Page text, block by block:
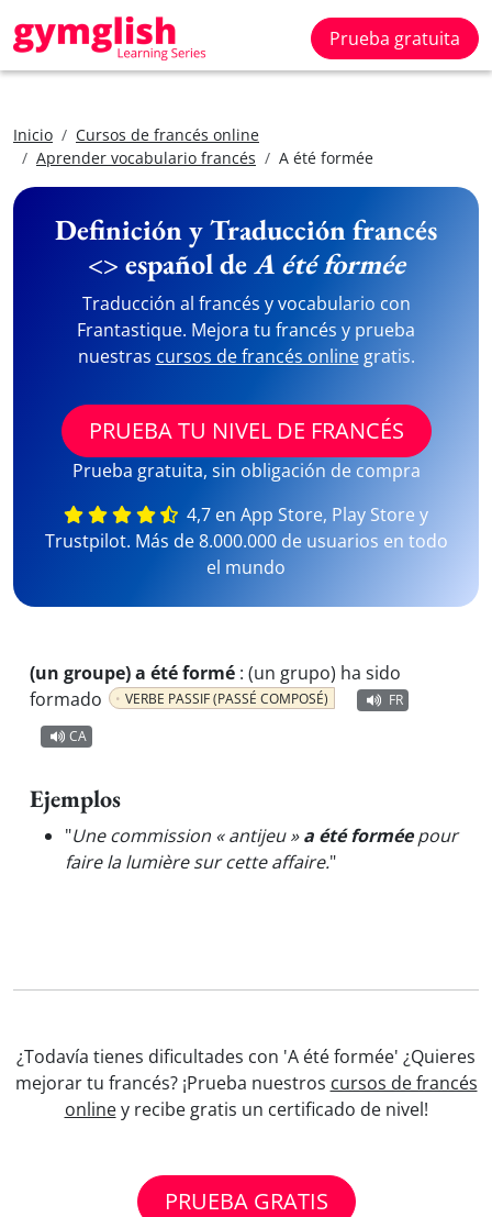
Prueba gratuita
Inicio
Cursos de francés online
Aprender vocabulario francés
A été formée
Definición y Traducción francés
<> español deA été formée
Traducción al francés y vocabulario con
Frantastique. Mejora tu francés y prueba
nuestras cursos de francés onlinegratis.
PRUEBA TU NIVEL DE FRANCÉS
Prueba gratuita, sin obligación de compra
4,7 en App Store, Play Store y
Trustpilot. Más de 8.000.000 de usuarios en todo
el mundo
(un groupe) a été formé : (un grupo) ha sido
formado
VERBE PASSIF (PASSÉ COMPOSÉ)
FR
CA
Ejemplos
"Une commission « antijeu »a été forméepour
faire la lumière sur cette affaire."
¿Todavía tienes dificultades con 'A été formée' ¿Quieres
mejorar tu francés? ¡Prueba nuestros cursos de francés
onliney recibe gratis un certificado de nivel!
PRUEBA GRATIS